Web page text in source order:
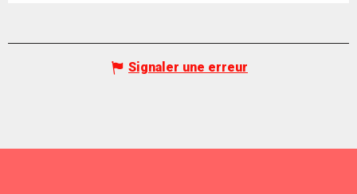
Signaler une erreur